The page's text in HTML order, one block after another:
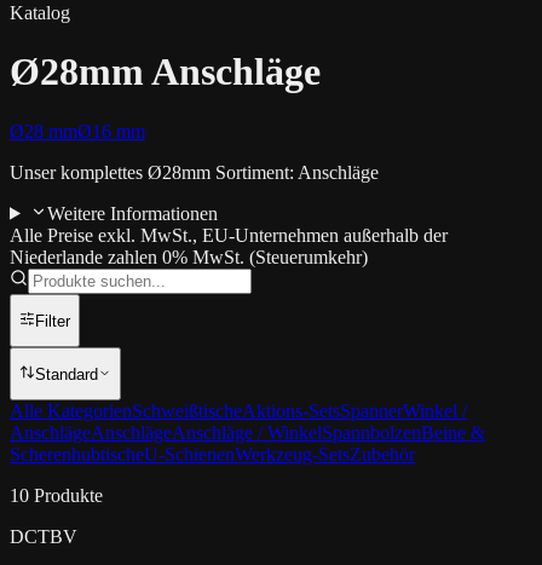
Katalog
Ø28mm Anschläge
Ø28 mmØ16 mm
Unser komplettes Ø28mm Sortiment: Anschläge
Weitere Informationen
Alle Preise exkl. MwSt., EU-Unternehmen außerhalb der
Niederlande zahlen 0% MwSt. (Steuerumkehr)
Filter
Standard
Alle KategorienSchweißtischeAktions-SetsSpannerWinkel /
AnschlägeAnschlägeAnschläge / WinkelSpannbolzenBeine &
ScherenhubtischeU-SchienenWerkzeug-SetsZubehör
10 Produkte
DCTBV